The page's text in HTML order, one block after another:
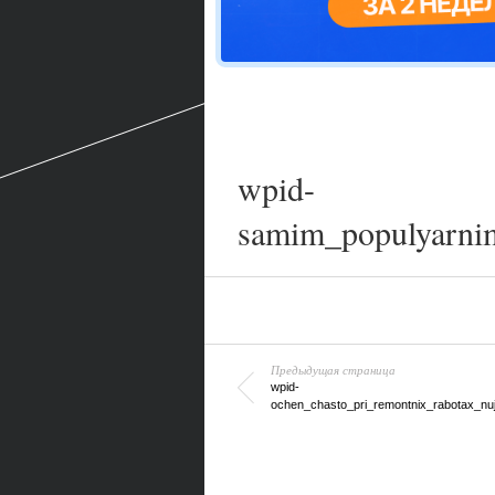
wpid-
Предыдущая страница
wpid-